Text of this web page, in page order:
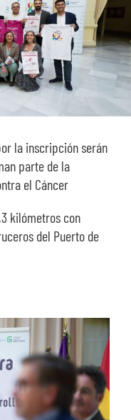
la inscripción serán
parte de la
el Cáncer
kilómetros con
del Puerto de